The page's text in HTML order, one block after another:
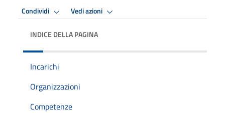
Condividi Vedi azioni
INDICE DELLA PAGINA
Incarichi
Organizzazioni
Competenze